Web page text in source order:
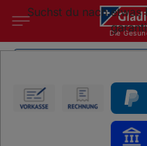
Die
Suchst du nach etwas
Artikel